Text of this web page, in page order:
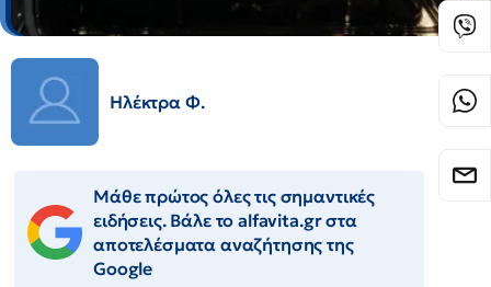
Ηλέκτρα Φ.
Μάθε πρώτος όλες τις σημαντικές
ειδήσεις. Βάλε το alfavita.gr στα
αποτελέσματα αναζήτησης της
Google